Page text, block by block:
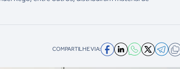
COMPARTILHE VIA: